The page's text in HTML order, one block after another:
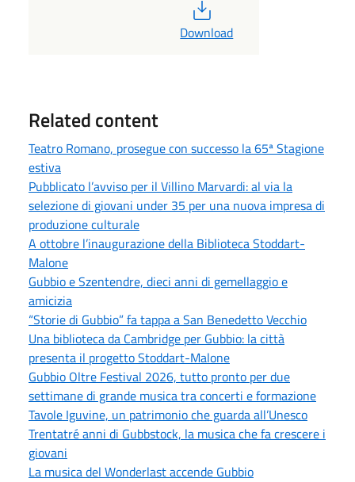
Download
Related content
Teatro Romano, prosegue con successo la 65ª Stagione
estiva
Pubblicato l’avviso per il Villino Marvardi: al via la
selezione di giovani under 35 per una nuova impresa di
produzione culturale
A ottobre l’inaugurazione della Biblioteca Stoddart-
Malone
Gubbio e Szentendre, dieci anni di gemellaggio e
amicizia
“Storie di Gubbio” fa tappa a San Benedetto Vecchio
Una biblioteca da Cambridge per Gubbio: la città
presenta il progetto Stoddart-Malone
Gubbio Oltre Festival 2026, tutto pronto per due
settimane di grande musica tra concerti e formazione
Tavole Iguvine, un patrimonio che guarda all’Unesco
Trentatré anni di Gubbstock, la musica che fa crescere i
giovani
La musica del Wonderlast accende Gubbio